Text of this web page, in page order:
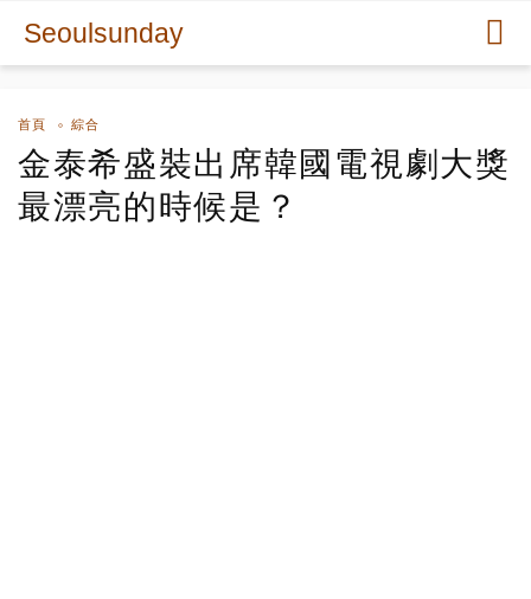
Seoulsunday
首頁 綜合
金泰希盛裝出席韓國電視劇大獎
最漂亮的時候是？